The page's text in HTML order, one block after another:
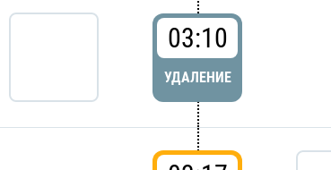
03:10
УДАЛЕНИЕ